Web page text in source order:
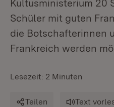
Kultusministerium 20
Schüler mit guten
die Botschafterinnen
Frankreich werden
Lesezeit: 2 Minuten
Teilen Text